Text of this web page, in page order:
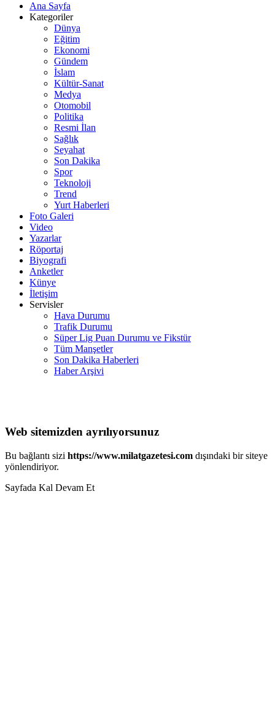
Ana Sayfa
Kategoriler
Dünya
Eğitim
Ekonomi
Gündem
İslam
Kültür-Sanat
Medya
Otomobil
Politika
Resmi İlan
Sağlık
Seyahat
Son Dakika
Spor
Teknoloji
Trend
Yurt Haberleri
Foto Galeri
Video
Yazarlar
Röportaj
Biyografi
Anketler
Künye
İletişim
Servisler
Hava Durumu
Trafik Durumu
Süper Lig Puan Durumu ve Fikstür
Tüm Manşetler
Son Dakika Haberleri
Haber Arşivi
Web sitemizden ayrılıyorsunuz
Bu bağlantı sizi https://www.milatgazetesi.com dışındaki bir siteye
yönlendiriyor.
Sayfada Kal Devam Et